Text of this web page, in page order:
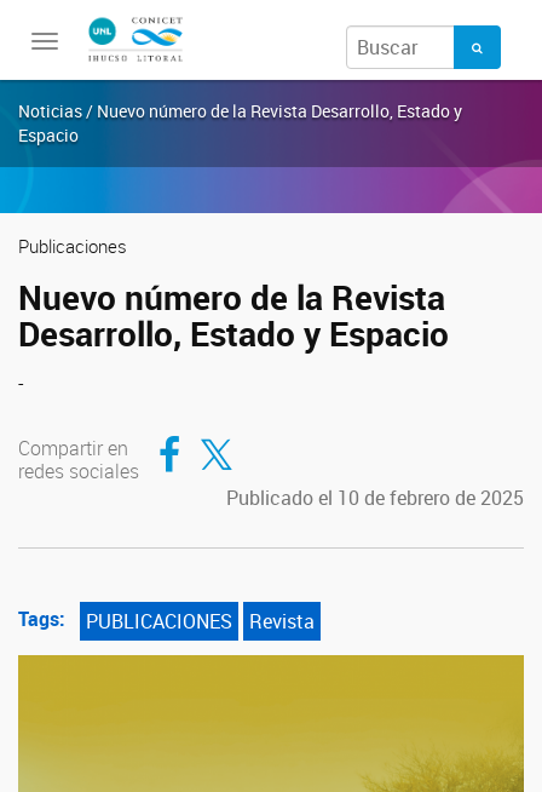
Toggle
Noticias / Nuevo número de la Revista Desarrollo, Estado y
Espacio
Publicaciones
Nuevo número de la Revista
Desarrollo, Estado y Espacio
-
Compartir en
redes sociales
Compartir en Facebook
Compartir en Twitter
Publicado el 10 de febrero de 2025
Tags: PUBLICACIONES Revista